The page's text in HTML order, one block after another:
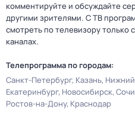
комментируйте и обсуждайте
другими зрителями. С ТВ
смотреть по телевизору
каналах.
Телепрограмма по городам:
Санкт-Петербург Казань
Екатеринбург Новосибирск Сочи
Ростов-на-Дону Краснодар